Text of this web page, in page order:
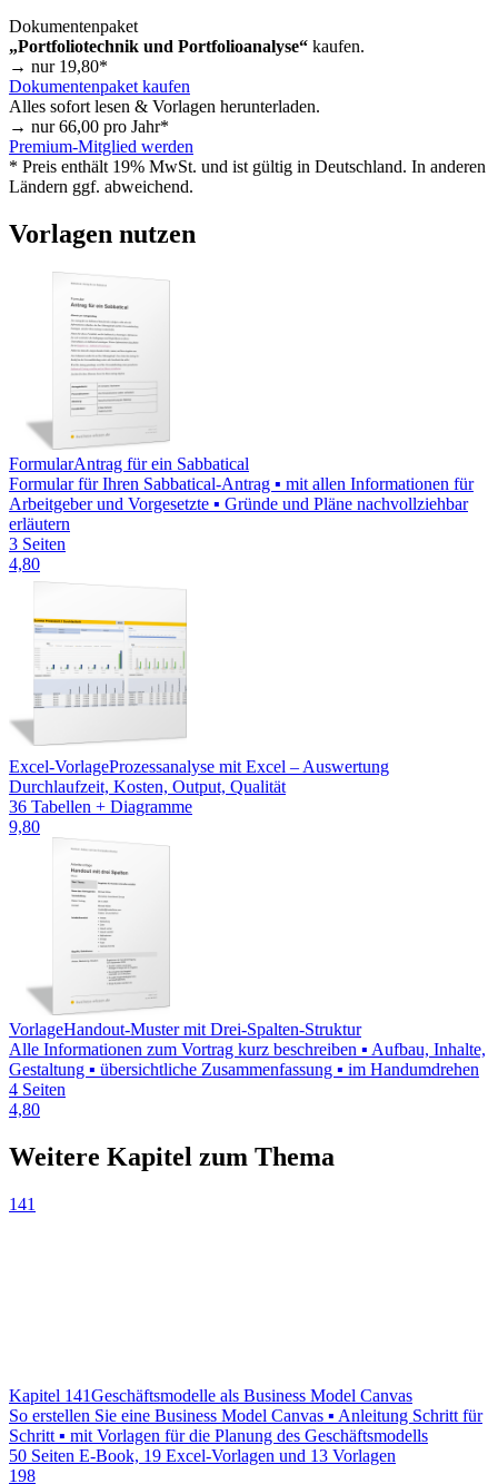
Dokumentenpaket
„Portfoliotechnik und Portfolioanalyse“ kaufen.
→ nur 19,80*
Dokumentenpaket kaufen
Alles sofort lesen & Vorlagen herunterladen.
→ nur66,00 pro Jahr*
Premium-Mitglied werden
* Preis enthält 19% MwSt. und ist gültig in Deutschland. In anderen
Ländern ggf. abweichend.
Vorlagen nutzen
FormularAntrag für ein Sabbatical
Formular für Ihren Sabbatical-Antrag ▪ mit allen Informationen für
Arbeitgeber und Vorgesetzte ▪ Gründe und Pläne nachvollziehbar
erläutern
3 Seiten
4,80
Excel-VorlageProzessanalyse mit Excel – Auswertung
Durchlaufzeit, Kosten, Output, Qualität
36 Tabellen + Diagramme
9,80
VorlageHandout-Muster mit Drei-Spalten-Struktur
Alle Informationen zum Vortrag kurz beschreiben ▪ Aufbau, Inhalte,
Gestaltung ▪ übersichtliche Zusammenfassung ▪ im Handumdrehen
4 Seiten
4,80
Weitere Kapitel zum Thema
141
Kapitel 141Geschäftsmodelle als Business Model Canvas
So erstellen Sie eine Business Model Canvas ▪ Anleitung Schritt für
Schritt ▪ mit Vorlagen für die Planung des Geschäftsmodells
50 Seiten E-Book, 19 Excel-Vorlagen und 13 Vorlagen
198